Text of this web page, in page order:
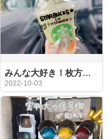
みんな大好き！枚方市のスターバックス
2022-10-03